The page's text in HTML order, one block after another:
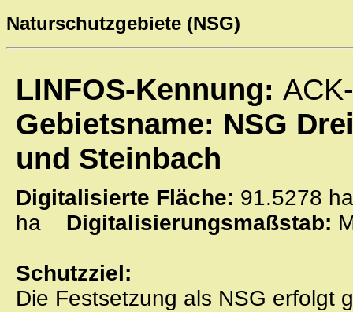
Naturschutzgebiete (NSG)
LINFOS-Kennung:
Gebietsname: NSG
und Steinbach
Digitalisierte Fläche: 91.5278
ha Digitalisierungsmaßstab:
Schutzziel:
Die Festsetzung als NSG erfolgt